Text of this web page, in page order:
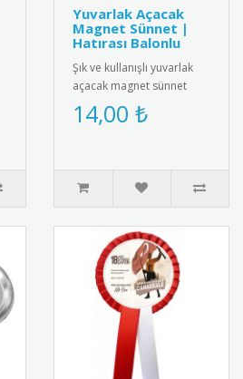
Yuvarlak Açacak
Magnet Sünnet |
Hatırası Balonlu
Şık ve kullanışlı yuvarlak
açacak magnet sünnet
hediyesi. Yüksek kaliteli
mıknatıs ve paslanmaz
14,00 ₺